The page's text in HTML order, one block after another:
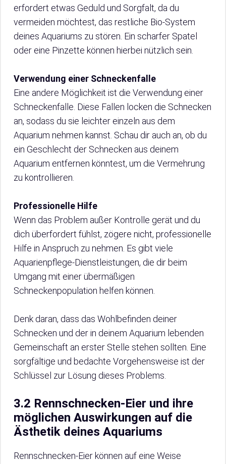
erfordert etwas Geduld und Sorgfalt, da du
vermeiden möchtest, das restliche Bio-System
deines Aquariums zu stören. Ein scharfer Spatel
oder eine Pinzette können hierbei nützlich sein.
Verwendung einer Schneckenfalle
Eine andere Möglichkeit ist die Verwendung einer
Schneckenfalle. Diese Fallen locken die Schnecken
an, sodass du sie leichter einzeln aus dem
Aquarium nehmen kannst. Schau dir auch an, ob du
ein Geschlecht der Schnecken aus deinem
Aquarium entfernen könntest, um die Vermehrung
zu kontrollieren.
Professionelle Hilfe
Wenn das Problem außer Kontrolle gerät und du
dich überfordert fühlst, zögere nicht, professionelle
Hilfe in Anspruch zu nehmen. Es gibt viele
Aquarienpflege-Dienstleistungen, die dir beim
Umgang mit einer übermäßigen
Schneckenpopulation helfen können.
Denk daran, dass das Wohlbefinden deiner
Schnecken und der in deinem Aquarium lebenden
Gemeinschaft an erster Stelle stehen sollten. Eine
sorgfältige und bedachte Vorgehensweise ist der
Schlüssel zur Lösung dieses Problems.
3.2 Rennschnecken-Eier und ihre
möglichen Auswirkungen auf die
Ästhetik deines Aquariums
Rennschnecken-Eier können auf eine Weise